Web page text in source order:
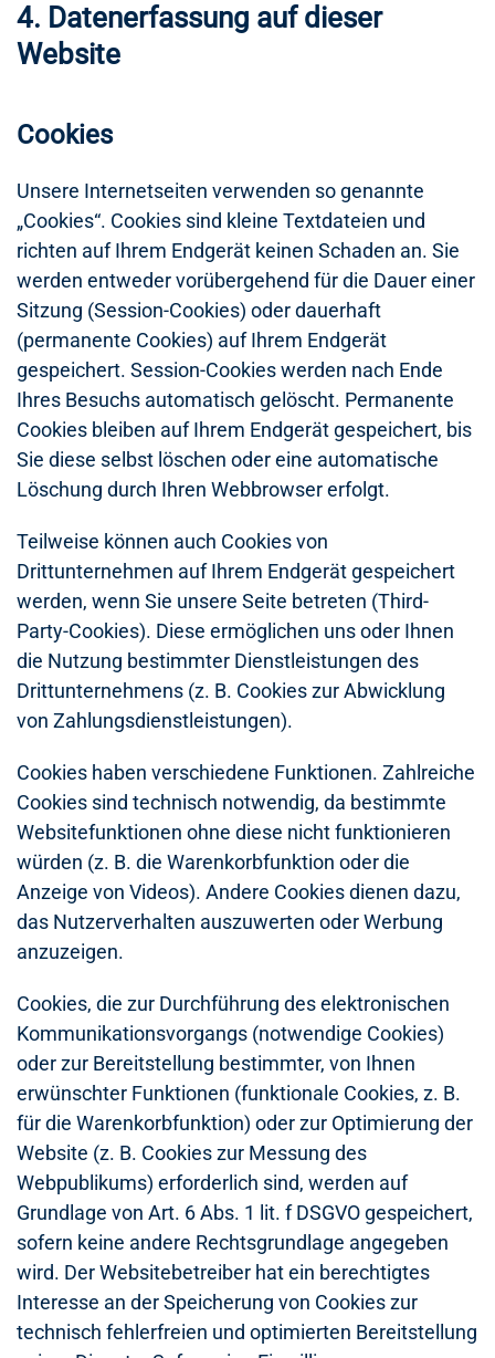
4. Datenerfassung auf dieser
Website
Cookies
Unsere Internetseiten verwenden so genannte
„Cookies“. Cookies sind kleine Textdateien und
richten auf Ihrem Endgerät keinen Schaden an. Sie
werden entweder vorübergehend für die Dauer einer
Sitzung (Session-Cookies) oder dauerhaft
(permanente Cookies) auf Ihrem Endgerät
gespeichert. Session-Cookies werden nach Ende
Ihres Besuchs automatisch gelöscht. Permanente
Cookies bleiben auf Ihrem Endgerät gespeichert, bis
Sie diese selbst löschen oder eine automatische
Löschung durch Ihren Webbrowser erfolgt.
Teilweise können auch Cookies von
Drittunternehmen auf Ihrem Endgerät gespeichert
werden, wenn Sie unsere Seite betreten (Third-
Party-Cookies). Diese ermöglichen uns oder Ihnen
die Nutzung bestimmter Dienstleistungen des
Drittunternehmens (z. B. Cookies zur Abwicklung
von Zahlungsdienstleistungen).
Cookies haben verschiedene Funktionen. Zahlreiche
Cookies sind technisch notwendig, da bestimmte
Websitefunktionen ohne diese nicht funktionieren
würden (z. B. die Warenkorbfunktion oder die
Anzeige von Videos). Andere Cookies dienen dazu,
das Nutzerverhalten auszuwerten oder Werbung
anzuzeigen.
Cookies, die zur Durchführung des elektronischen
Kommunikationsvorgangs (notwendige Cookies)
oder zur Bereitstellung bestimmter, von Ihnen
erwünschter Funktionen (funktionale Cookies, z. B.
für die Warenkorbfunktion) oder zur Optimierung der
Website (z. B. Cookies zur Messung des
Webpublikums) erforderlich sind, werden auf
Grundlage von Art. 6 Abs. 1 lit. f DSGVO gespeichert,
sofern keine andere Rechtsgrundlage angegeben
wird. Der Websitebetreiber hat ein berechtigtes
Interesse an der Speicherung von Cookies zur
technisch fehlerfreien und optimierten Bereitstellung